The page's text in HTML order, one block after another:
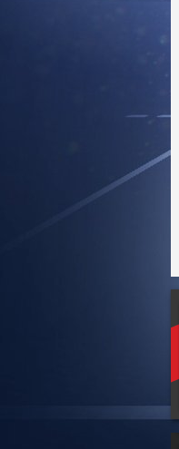
DOCUMENTS UTILES
CLIQUEZ ICI